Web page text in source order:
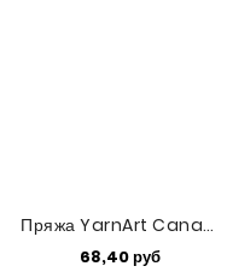
Пряжа YarnArt Canarias (112)
68,40 руб